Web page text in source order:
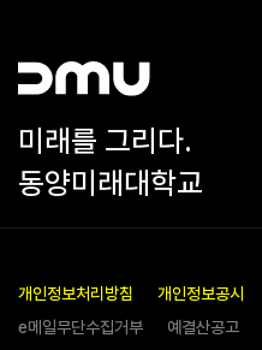
미래를 그리다.
동양미래대학교
개인정보처리방침 개인정보공시
e메일무단수집거부
예결산공고